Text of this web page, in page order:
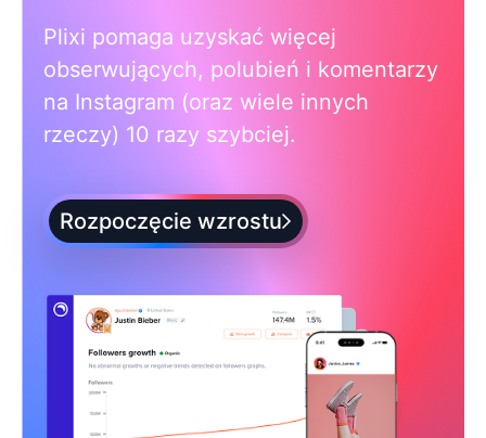
Plixi pomaga uzyskać więcej
obserwujących, polubień i komentarzy
na Instagram (oraz wiele innych
rzeczy) 10 razy szybciej.
Rozpoczęcie wzrostu